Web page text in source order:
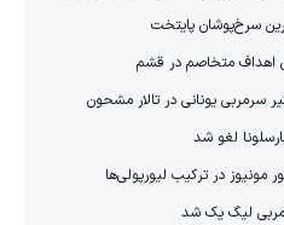
سرخ‌پوشان پایتخت
اهداف متخاصم در قشم
سرمربی یونانی در تالار مشحون
لغو شد
مونیوز در ترکیب لیورپولی‌ها
لیگ یک شد